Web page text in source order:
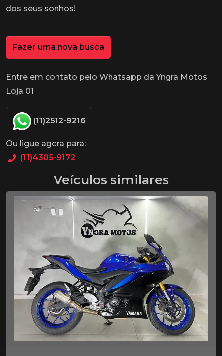
dos seus sonhos!
Fazer uma nova busca
Entre em contato pelo Whatsapp da Yngra Motos
Loja 01
(11)2512-9216
Ou ligue agora para:
(11)4305-9172
Veículos similares